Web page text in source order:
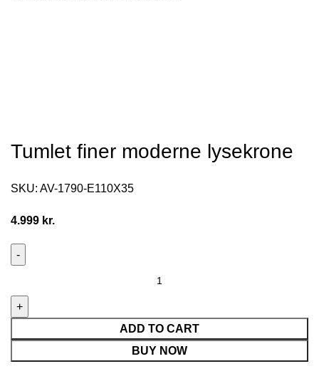
Tumlet finer moderne lysekrone
SKU:AV-1790-E110X35
4.999 kr.
ADD TO CART
BUY NOW